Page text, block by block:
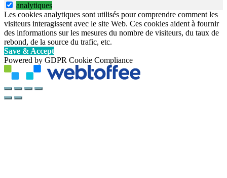
analytiques
Les cookies analytiques sont utilisés pour comprendre comment les
visiteurs interagissent avec le site Web. Ces cookies aident à fournir
des informations sur les mesures du nombre de visiteurs, du taux de
rebond, de la source du trafic, etc.
Save & Accept
Powered by GDPR Cookie Compliance